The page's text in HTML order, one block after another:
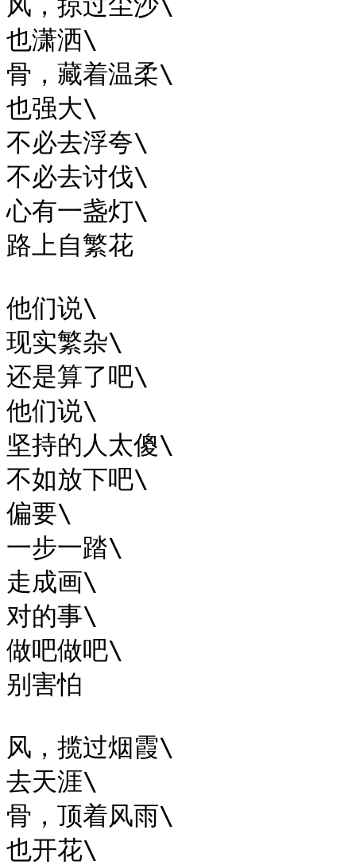
也潇洒\
骨，藏着温柔\
也强大\
不必去浮夸\
不必去讨伐\
心有一盏灯\
路上自繁花
他们说\
现实繁杂\
还是算了吧\
他们说\
坚持的人太傻\
不如放下吧\
偏要\
一步一踏\
走成画\
对的事\
做吧做吧\
别害怕
风，揽过烟霞\
去天涯\
骨，顶着风雨\
也开花\